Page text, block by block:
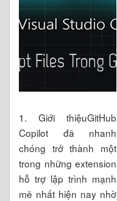
1. Giới thiệuGitHub
Copilot đã nhanh
chóng trở thành một
trong những extension
hỗ trợ lập trình mạnh
mẽ nhất hiện nay nhờ